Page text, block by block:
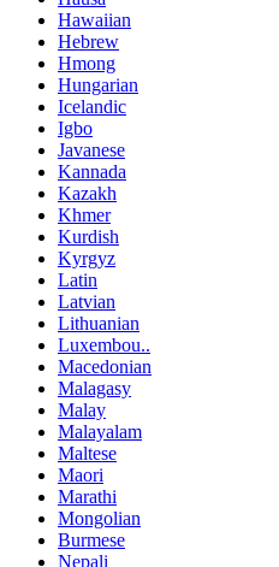
Hawaiian
Hebrew
Hmong
Hungarian
Icelandic
Igbo
Javanese
Kannada
Kazakh
Khmer
Kurdish
Kyrgyz
Latin
Latvian
Lithuanian
Luxembou..
Macedonian
Malagasy
Malay
Malayalam
Maltese
Maori
Marathi
Mongolian
Burmese
Nepali